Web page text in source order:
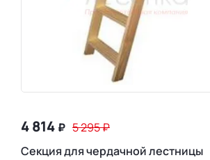
4 814 ₽ 5 295₽
Секция для чердачной лестницы